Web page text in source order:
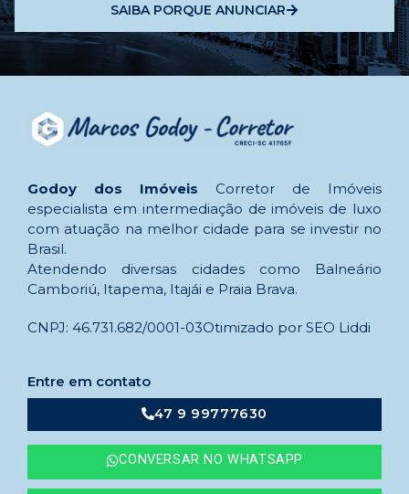
SAIBA PORQUE ANUNCIAR
Godoy dos Imóveis Corretor de Imóveis
especialista em intermediação de imóveis de luxo
com atuação na melhor cidade para se investir no
Brasil.
Atendendo diversas cidades como Balneário
Camboriú, Itapema, Itajái e Praia Brava.
CNPJ: 46.731.682/0001-03Otimizado por SEO Liddi
Entre em contato
47 9 99777630
CONVERSAR NO WHATSAPP